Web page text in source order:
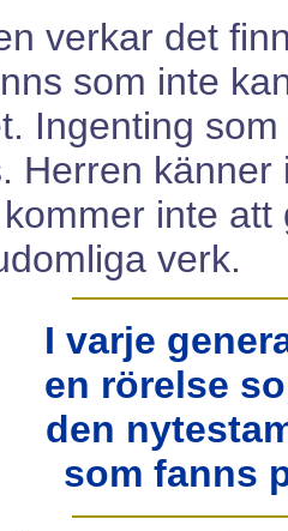
verkar det
som inte
Ingenting
Herren
inte
verk.
I varje
en rörelse
den
som fanns